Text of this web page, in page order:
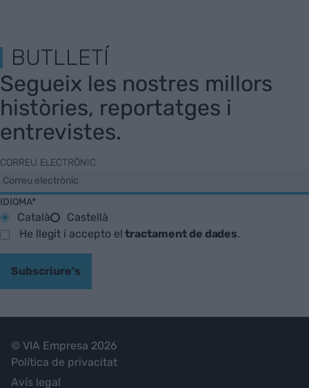
BUTLLETÍ
Segueix les nostres millors
històries, reportatges i
entrevistes.
CORREU ELECTRÒNIC
IDIOMA*
Català
Castellà
He llegit i accepto eltractament de dades.
Subscriure's
© VIA Empresa 2026
Política de privacitat
Avís legal